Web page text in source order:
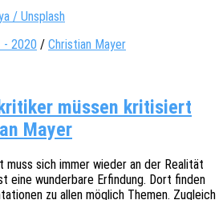
/ Unsplash
- 2020 / Christian Mayer
müssen kritisiert
Mayer
muss sich immer wieder an der Reali­tät
eine wunder­ba­re Erfin­dung. Dort finden
zu allen möglich Themen. Zugleich